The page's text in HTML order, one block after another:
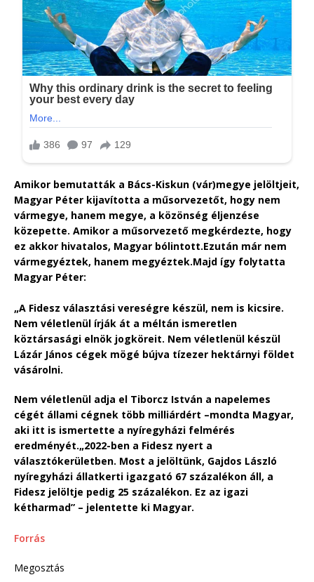
Amikor bemutatták a Bács-Kiskun (vár)megye jelöltjeit,
Magyar Péter kijavította a műsorvezetőt, hogy nem
vármegye, hanem megye, a közönség éljenzése
közepette. Amikor a műsorvezető megkérdezte, hogy
ez akkor hivatalos, Magyar bólintott.Ezután már nem
vármegyéztek, hanem megyéztek.Majd így folytatta
Magyar Péter:
„A Fidesz választási vereségre készül, nem is kicsire.
Nem véletlenül írják át a méltán ismeretlen
köztársasági elnök jogköreit. Nem véletlenül készül
Lázár János cégek mögé bújva tízezer hektárnyi földet
vásárolni.
Nem véletlenül adja el Tiborcz István a napelemes
cégét állami cégnek több milliárdért –mondta Magyar,
aki itt is ismertette a nyíregyházi felmérés
eredményét.„2022-ben a Fidesz nyert a
választókerületben. Most a jelöltünk, Gajdos László
nyíregyházi állatkerti igazgató 67 százalékon áll, a
Fidesz jelöltje pedig 25 százalékon. Ez az igazi
kétharmad” – jelentette ki Magyar.
Forrás
Megosztás